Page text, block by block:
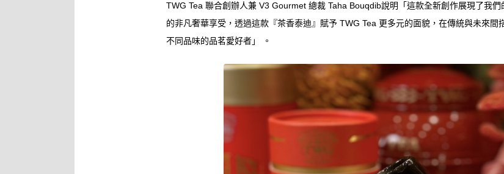
TWG Tea 聯合創辦人兼 V3 Gourmet 總裁 Taha Bouqdib說明「這款全新創作展現了我
的非凡奢華享受，透過這款『茶香泰迪』賦予 TWG Tea 更多元的面貌，在傳統與未來間
不同品味的品茗愛好者」 。